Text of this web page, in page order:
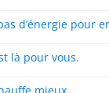
d’énergie pour
là pour vous.